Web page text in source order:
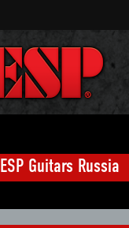
ESP Guitars Russia